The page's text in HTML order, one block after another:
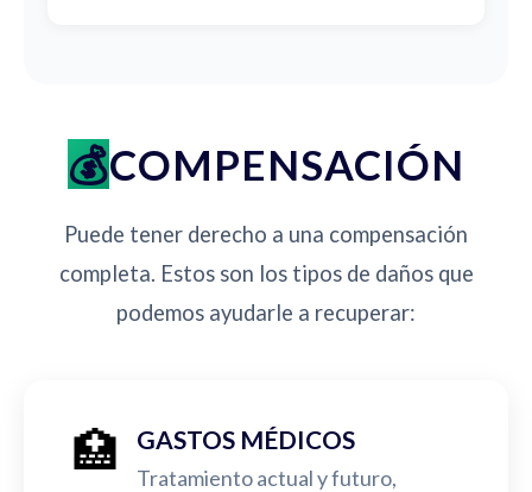
COMPENSACIÓN
Puede tener derecho a una compensación
completa. Estos son los tipos de daños que
podemos ayudarle a recuperar:
🏥 GASTOS MÉDICOS
Tratamiento actual y futuro,